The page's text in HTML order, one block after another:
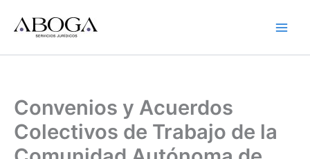
contenido
Convenios y Acuerdos
Colectivos de Trabajo de la